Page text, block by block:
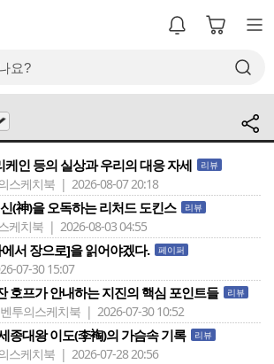
케인 등의 실상과 우리의 대응 자세 리뷰
스케치북 | 2026-08-07 20:18
(神)을 오독하는 리처드 도킨스 리뷰
케치북 | 2026-08-03 04:55
서 장으로]을 읽어야겠다. 페이퍼
07-30 15:07
호프가 안내하는 지진의 핵심 포인트들 리뷰
벤투의스케치북 | 2026-07-30 10:52
종대왕 이도(李裪)의 가슴속 기록 리뷰
스케치북 | 2026-07-28 20:56